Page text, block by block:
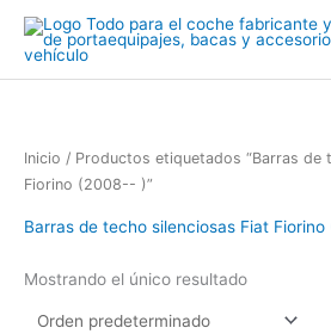
contenido
Inicio / Productos etiquetados “Barras de
Fiorino (2008-- )”
Barras de techo silenciosas Fiat
Mostrando el único resultado